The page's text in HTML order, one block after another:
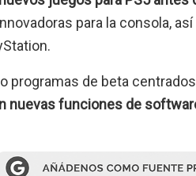
para la consola,
programas de beta
nuevas funciones de